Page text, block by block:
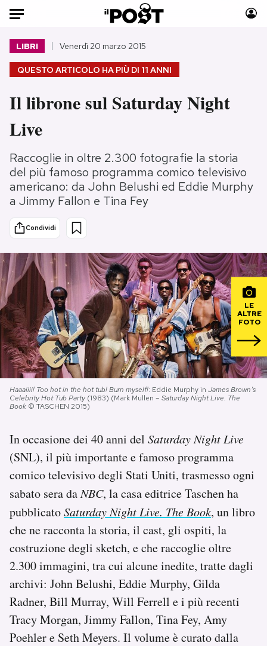
Auto
HOME
Italia
Politica
Tecnologia
Internet
Scienza
Cultura
Economia
Sport
Moda
Storie/Idee
Ok Boomer!
Media
PODCAST
NEWSLETTER
I MIEI PREFERITI
SHOP
AREA PERSONALE
Area Personale
Newsletter
Notifiche mobile
Regala il Post
Hai bisogno di aiuto?
Esci
QUESTO ARTICOLO HA PIÙ DI 11 ANNI
LIBRI Venerdì 20 marzo 2015
Il librone sul Saturday Night
Live
Raccoglie in oltre 2.300 fotografie la storia
del più famoso programma comico televisivo
americano: da John Belushi ed Eddie Murphy
a Jimmy Fallon e Tina Fey
Condividi
LE
ALTRE
FOTO
Haaaiiii! Too hot in the hot tub! Burn myself!: Eddie Murphy in James Brown’s
Celebrity Hot Tub Party (1983) (Mark Mullen – Saturday Night Live. The
Book © TASCHEN 2015)
In occasione dei 40 anni del Saturday Night Live
(SNL), il più importante e famoso programma
comico televisivo degli Stati Uniti, trasmesso ogni
sabato sera daNBC, la casa editrice Taschen ha
pubblicatoSaturday Night Live. The Book, un libro
che ne racconta la storia, il cast, gli ospiti, la
costruzione degli sketch, e che raccoglie oltre
2.300 immagini, tra cui alcune inedite, tratte dagli
archivi: John Belushi, Eddie Murphy, Gilda
Radner, Bill Murray, Will Ferrell e i più recenti
Tracy Morgan, Jimmy Fallon, Tina Fey, Amy
Poehler e Seth Meyers. Il volume è curato dalla